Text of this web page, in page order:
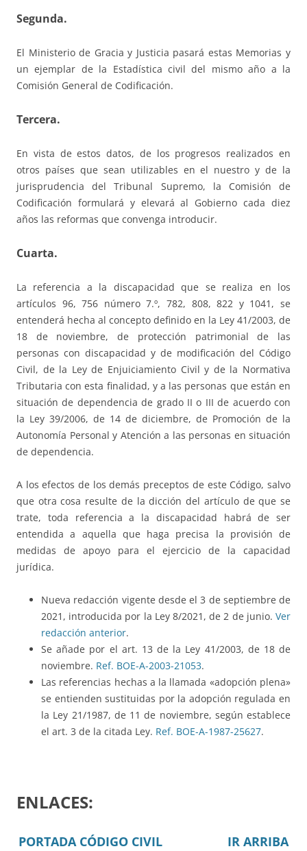
Segunda.
El Ministerio de Gracia y Justicia pasará estas Memorias y
un ejemplar de la Estadística civil del mismo año a la
Comisión General de Codificación.
Tercera.
En vista de estos datos, de los progresos realizados en
otros países que sean utilizables en el nuestro y de la
jurisprudencia del Tribunal Supremo, la Comisión de
Codificación formulará y elevará al Gobierno cada diez
años las reformas que convenga introducir.
Cuarta.
La referencia a la discapacidad que se realiza en los
artículos 96, 756 número 7.º, 782, 808, 822 y 1041, se
entenderá hecha al concepto definido en la Ley 41/2003, de
18 de noviembre, de protección patrimonial de las
personas con discapacidad y de modificación del Código
Civil, de la Ley de Enjuiciamiento Civil y de la Normativa
Tributaria con esta finalidad, y a las personas que están en
situación de dependencia de grado II o III de acuerdo con
la Ley 39/2006, de 14 de diciembre, de Promoción de la
Autonomía Personal y Atención a las personas en situación
de dependencia.
A los efectos de los demás preceptos de este Código, salvo
que otra cosa resulte de la dicción del artículo de que se
trate, toda referencia a la discapacidad habrá de ser
entendida a aquella que haga precisa la provisión de
medidas de apoyo para el ejercicio de la capacidad
jurídica.
Nueva redacción vigente desde el 3 de septiembre de
2021, introducida por la Ley 8/2021, de 2 de junio. Ver
redacción anterior.
Se añade por el art. 13 de la Ley 41/2003, de 18 de
noviembre. Ref. BOE-A-2003-21053.
Las referencias hechas a la llamada «adopción plena»
se entienden sustituidas por la adopción regulada en
la Ley 21/1987, de 11 de noviembre, según establece
el art. 3 de la citada Ley. Ref. BOE-A-1987-25627.
ENLACES:
PORTADA CÓDIGO CIVIL IR ARRIBA